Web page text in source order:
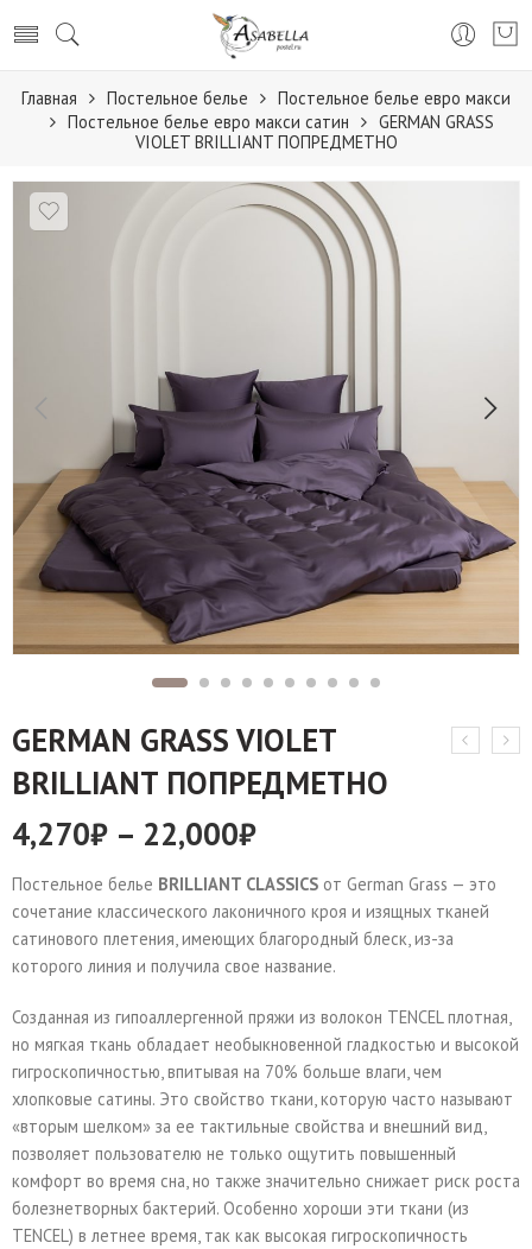
Главная Постельное белье
Постельное белье евро макси
Постельное белье евро макси сатин
GERMAN GRASS
VIOLET BRILLIANT ПОПРЕДМЕТНО
GERMAN GRASS VIOLET
BRILLIANT ПОПРЕДМЕТНО
4,270₽ – 22,000₽
Постельное белье BRILLIANT CLASSICS от German Grass — это
сочетание классического лаконичного кроя и изящных тканей
сатинового плетения, имеющих благородный блеск, из-за
которого линия и получила свое название.
Созданная из гипоаллергенной пряжи из волокон TENCEL плотная,
но мягкая ткань обладает необыкновенной гладкостью и высокой
гигроскопичностью, впитывая на 70% больше влаги, чем
хлопковые сатины. Это свойство ткани, которую часто называют
«вторым шелком» за ее тактильные свойства и внешний вид,
позволяет пользователю не только ощутить повышенный
комфорт во время сна, но также значительно снижает риск роста
болезнетворных бактерий. Особенно хороши эти ткани (из
TENCEL) в летнее время, так как высокая гигроскопичность